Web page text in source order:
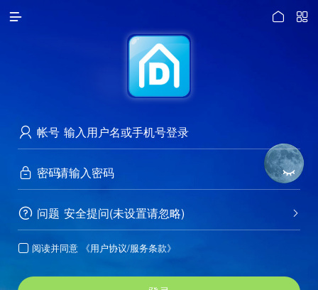
 

 帐号
 密码 
 问题 
安全提问(未设置请忽略)
 阅读并同意 《用户协议/服务条款》